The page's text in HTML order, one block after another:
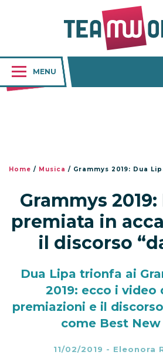
MENU
Home / Musica / Grammys 2019: Dua Lipa premiata
Grammys
premiata in
il discorso
Dua Lipa trionfa ai
2019: ecco i video
premiazioni e il
come Best
11/02/2019 - Eleonora